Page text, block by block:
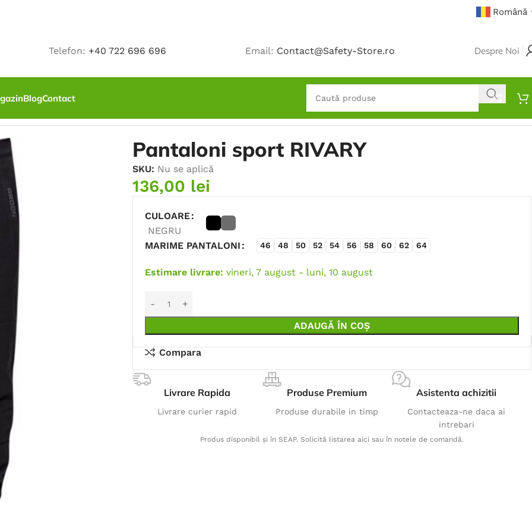
Română
Telefon: +40 722 696 696 Email: Contact@Safety-Store.ro Despre Noi
BlogContact
Pantaloni sport RIVARY
SKU: Nu se aplică
136,00 lei
CULOARE
NEGRU
MARIME PANTALONI
46 48 50 52 54 56 58 60 62 64
Estimare livrare: vineri, 7 august - luni, 10 august
ADAUGĂ ÎN COȘ
Compara
Livrare Rapida
Livrare curier rapid
Produse Premium
Produse durabile in timp
Asistenta achizitii
Contacteaza-ne daca ai
intrebari
Produs disponibil și în SEAP. Solicită listarea aici sau în notele de comandă.